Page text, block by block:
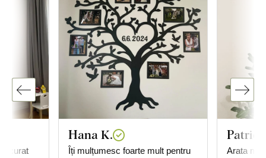
Hana K.
Îți mulțumesc foarte mult pentru
Arata